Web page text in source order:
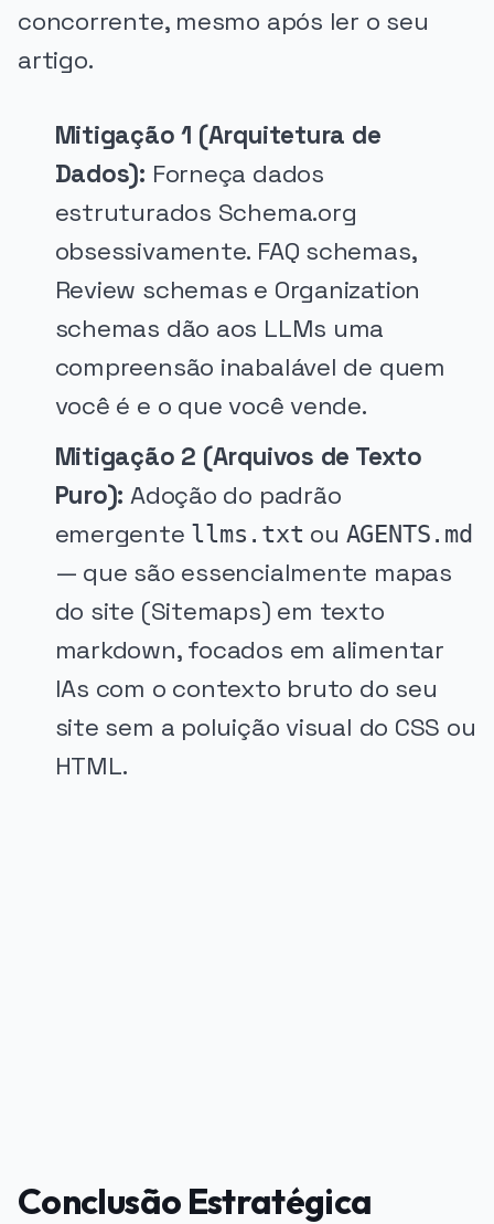
concorrente, mesmo após ler o seu
artigo.
Mitigação 1 (Arquitetura de
Dados): Forneça dados
estruturados Schema.org
obsessivamente. FAQ schemas,
Review schemas e Organization
schemas dão aos LLMs uma
compreensão inabalável de quem
você é e o que você vende.
Mitigação 2 (Arquivos de Texto
Puro): Adoção do padrão
emergente llms.txt ou AGENTS.md
— que são essencialmente mapas
do site (Sitemaps) em texto
markdown, focados em alimentar
IAs com o contexto bruto do seu
site sem a poluição visual do CSS ou
HTML.
Conclusão Estratégica